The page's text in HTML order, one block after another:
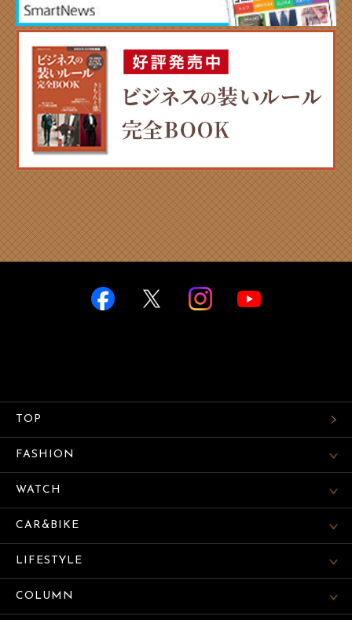
TOP
FASHION
WATCH
CAR&BIKE
LIFESTYLE
COLUMN